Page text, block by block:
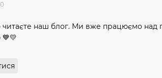
наш блог. Ми вже працюємо над